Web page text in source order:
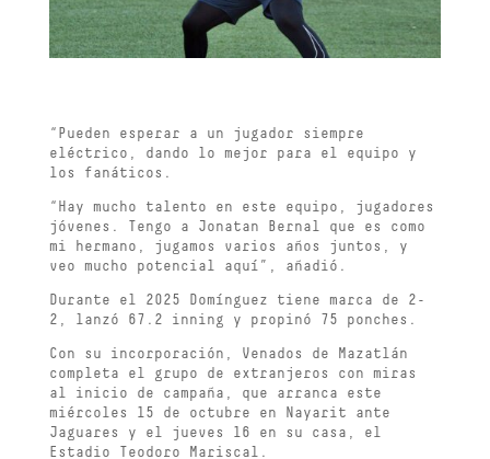
“Pueden esperar a un jugador siempre
eléctrico, dando lo mejor para el equipo y
los fanáticos.
“Hay mucho talento en este equipo, jugadores
jóvenes. Tengo a Jonatan Bernal que es como
mi hermano, jugamos varios años juntos, y
veo mucho potencial aquí”, añadió.
Durante el 2025 Domínguez tiene marca de 2-
2, lanzó 67.2 inning y propinó 75 ponches.
Con su incorporación, Venados de Mazatlán
completa el grupo de extranjeros con miras
al inicio de campaña, que arranca este
miércoles 15 de octubre en Nayarit ante
Jaguares y el jueves 16 en su casa, el
Estadio Teodoro Mariscal.